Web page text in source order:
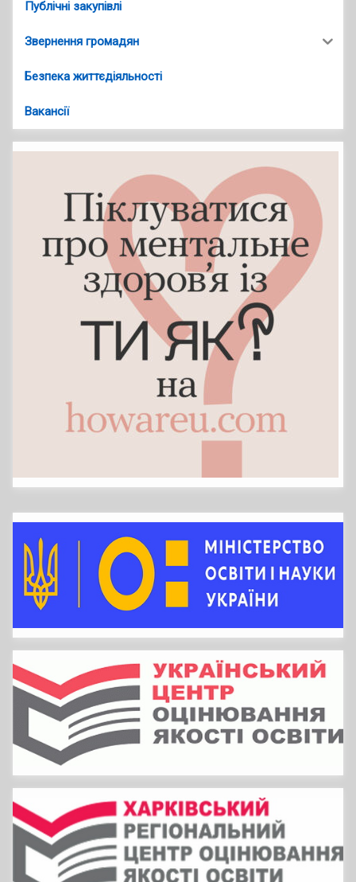
Публічні закупівлі
Звернення громадян
Безпека життєдіяльності
Вакансії